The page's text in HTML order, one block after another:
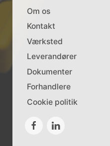
Om os
Kontakt
Værksted
Leverandører
Dokumenter
Forhandlere
Cookie politik